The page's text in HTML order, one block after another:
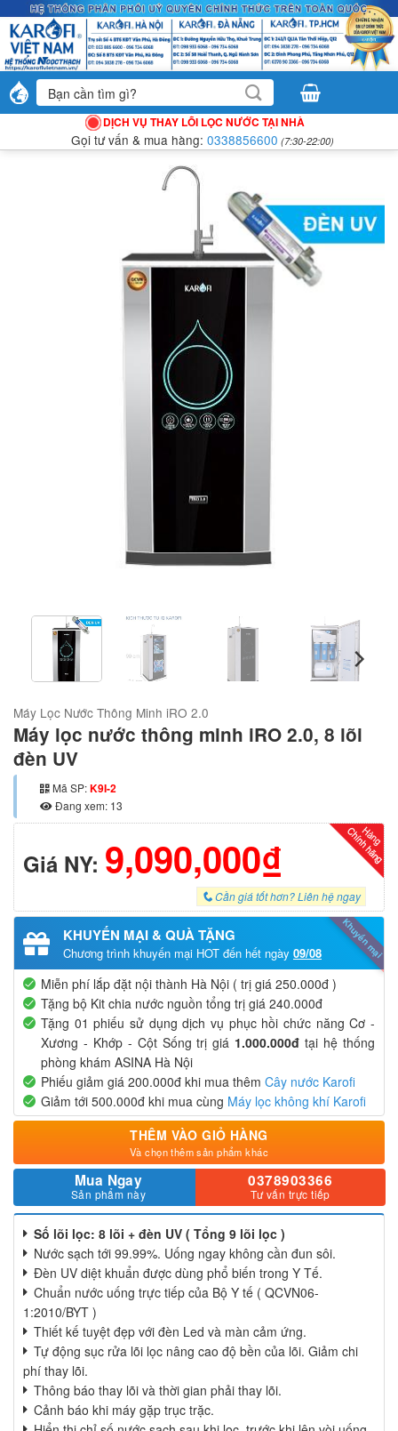
qua
nội
dung Tìm
kiếm:
DỊCH VỤ THAY LÕI LỌC NƯỚC TẠI NHÀ
Gọi tư vấn & mua hàng: 0338856600 (7:30-22:00)
Máy Lọc Nước Thông Minh iRO 2.0
Máy lọc nước thông minh iRO 2.0, 8 lõi
đèn UV
Mã SP:K9I-2
Đang xem: 13
Giá NY: 9,090,000₫
Cần giá tốt hơn? Liên hệ ngay
Khuyến mại
KHUYẾN MẠI & QUÀ TẶNG
Chương trình khuyến mại HOT đến hết ngày 09/08
Miễn phí lắp đặt nội thành Hà Nội ( trị giá 250.000đ )
Tặng bộ Kit chia nước nguồn tổng trị giá 240.000đ
Tặng 01 phiếu sử dụng dịch vụ phục hồi chức năng Cơ -
Xương - Khớp - Cột Sống trị giá 1.000.000đ tại hệ thống
phòng khám ASINA Hà Nội
Phiếu giảm giá 200.000đ khi mua thêm Cây nước Karofi
Giảm tới 500.000đ khi mua cùng Máy lọc không khí Karofi
THÊM VÀO GIỎ HÀNG
Và chọn thêm sản phẩm khác
Mua Ngay
Sản phẩm này
0378903366
Tư vấn trực tiếp
Số lõi lọc: 8 lõi + đèn UV ( Tổng 9 lõi lọc )
Nước sạch tới 99.99%. Uống ngay không cần đun sôi.
Đèn UV diệt khuẩn được dùng phổ biến trong Y Tế.
Chuẩn nước uống trực tiếp của Bộ Y tế ( QCVN06-
1:2010/BYT )
Thiết kế tuyệt đẹp với đèn Led và màn cảm ứng.
Tự động sục rửa lõi lọc nâng cao độ bền của lõi. Giảm chi
phí thay lõi.
Thông báo thay lõi và thời gian phải thay lõi.
Cảnh báo khi máy gặp trục trặc.